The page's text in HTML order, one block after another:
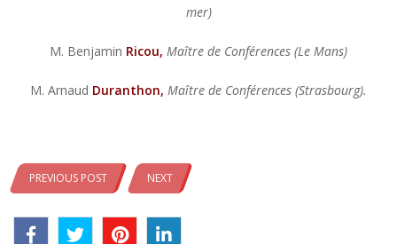
mer)
M. Benjamin Ricou, Maître de Conférences (Le Mans)
M. Arnaud Duranthon, Maître de Conférences (Strasbourg).
PREVIOUS POST NEXT